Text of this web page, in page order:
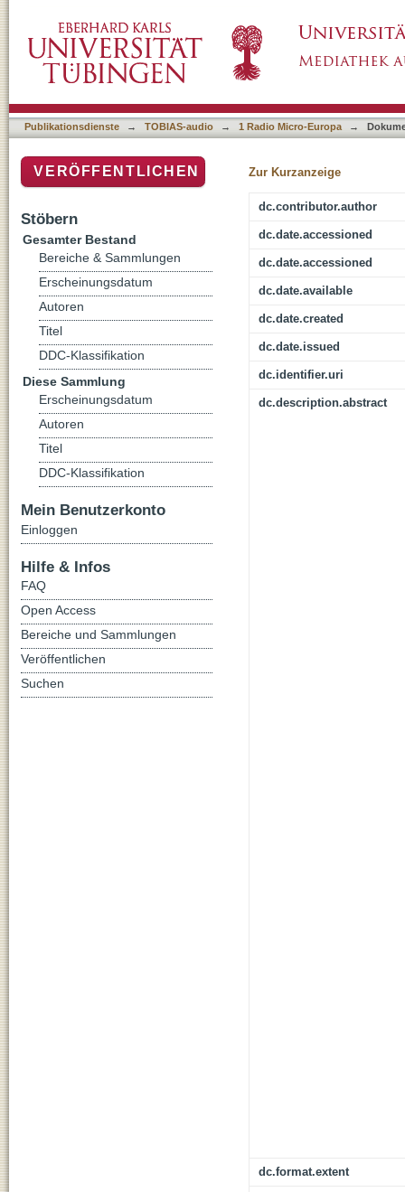
Publikationsdienste → TOBIAS-audio → 1 Radio Micro-Europa →
Zur Kurzanzeige
dc.contributor.author
dc.date.accessioned
dc.date.accessioned
dc.date.available
dc.date.created
dc.date.issued
dc.identifier.uri
dc.description.abstract
dc.format.extent
VERÖFFENTLICHEN
Stöbern
Gesamter Bestand
Bereiche & Sammlungen
Erscheinungsdatum
Autoren
Titel
DDC-Klassifikation
Diese Sammlung
Erscheinungsdatum
Autoren
Titel
DDC-Klassifikation
Mein Benutzerkonto
Einloggen
Hilfe & Infos
FAQ
Open Access
Bereiche und Sammlungen
Veröffentlichen
Suchen